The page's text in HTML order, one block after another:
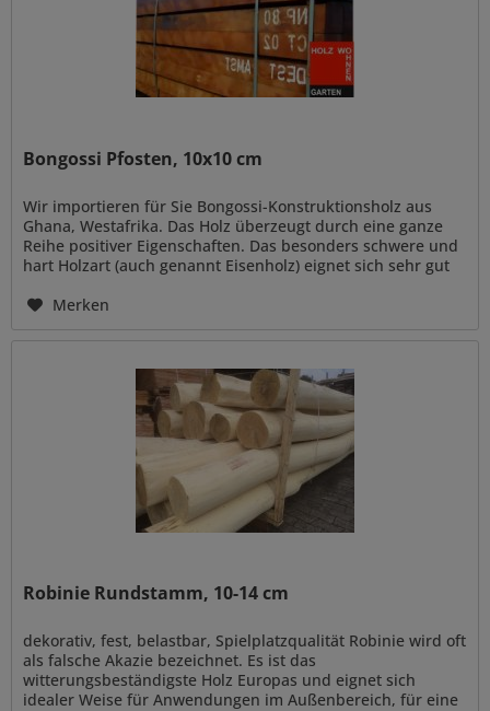
Bongossi Pfosten, 10x10 cm
Wir importieren für Sie Bongossi-Konstruktionsholz aus
Ghana, Westafrika. Das Holz überzeugt durch eine ganze
Reihe positiver Eigenschaften. Das besonders schwere und
hart Holzart (auch genannt Eisenholz) eignet sich sehr gut
Merken
Robinie Rundstamm, 10-14 cm
dekorativ, fest, belastbar, Spielplatzqualität Robinie wird oft
als falsche Akazie bezeichnet. Es ist das
witterungsbeständigste Holz Europas und eignet sich
idealer Weise für Anwendungen im Außenbereich, für eine